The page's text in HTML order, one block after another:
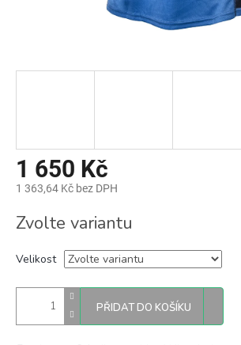
1 650 Kč
1 363,64 Kč bez DPH
cena:
Zvolte variantu
Velikost
PŘIDAT DO KOŠÍKU